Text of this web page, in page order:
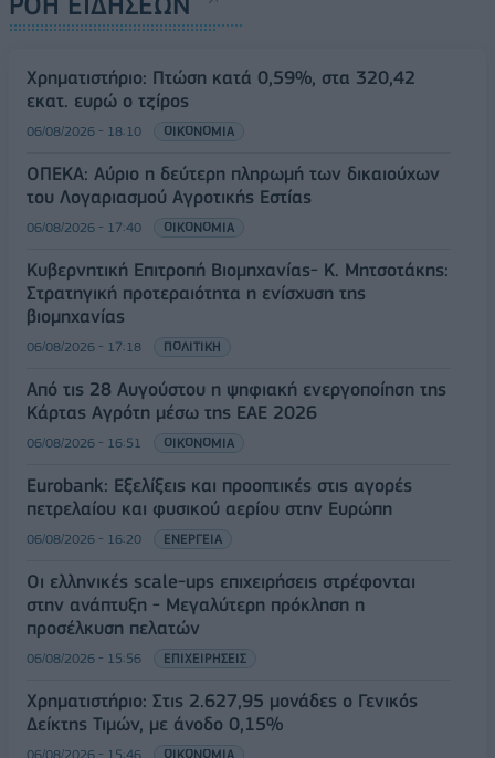
Χρηματιστήριο: Πτώση κατά 0,59%, στα 320,42
εκατ. ευρώ ο τζίρος
06/08/2026 - 18:10 ΟΙΚΟΝΟΜΙΑ
ΟΠΕΚΑ: Αύριο η δεύτερη πληρωμή των δικαιούχων
του Λογαριασμού Αγροτικής Εστίας
06/08/2026 - 17:40 ΟΙΚΟΝΟΜΙΑ
Κυβερνητική Επιτροπή Βιομηχανίας- Κ. Μητσοτάκης:
Στρατηγική προτεραιότητα η ενίσχυση της
βιομηχανίας
06/08/2026 - 17:18 ΠΟΛΙΤΙΚΗ
Από τις 28 Αυγούστου η ψηφιακή ενεργοποίηση της
Κάρτας Αγρότη μέσω της ΕΑΕ 2026
06/08/2026 - 16:51 ΟΙΚΟΝΟΜΙΑ
Eurobank: Εξελίξεις και προοπτικές στις αγορές
πετρελαίου και φυσικού αερίου στην Ευρώπη
06/08/2026 - 16:20 ΕΝΕΡΓΕΙΑ
Οι ελληνικές scale-ups επιχειρήσεις στρέφονται
στην ανάπτυξη - Μεγαλύτερη πρόκληση η
προσέλκυση πελατών
06/08/2026 - 15:56 ΕΠΙΧΕΙΡΗΣΕΙΣ
Χρηματιστήριο: Στις 2.627,95 μονάδες ο Γενικός
Δείκτης Τιμών, με άνοδο 0,15%
06/08/2026 - 15:46 ΟΙΚΟΝΟΜΙΑ